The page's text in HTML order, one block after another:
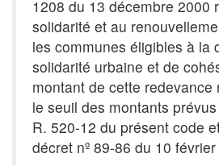
1208 du 13 décembre 2000
solidarité et au
les communes éligibles à la
solidarité urbaine et de
montant de cette redevance
le seuil des montants
R. 520-12 du présent code
décret nº 89-86 du 10